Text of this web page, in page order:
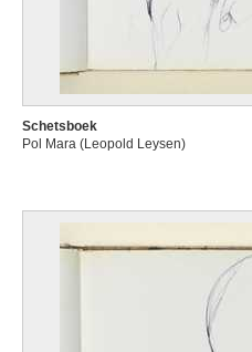
Schetsboek
Pol Mara (Leopold Leysen)